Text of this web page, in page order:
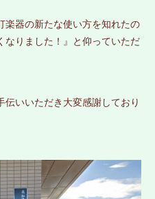
楽器の新たな使い方を知れたの
なりました！』と仰っていただ
いいただき大変感謝しており